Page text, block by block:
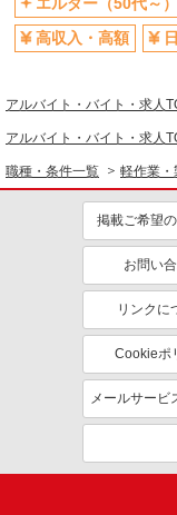
搬入・搬出・設営
交通費支給
産休・育休取得実績あり
高収入・高額
アルバイト・バイト・求人
アルバイト・バイト・求人
職種・条件一覧 軽作業・
掲載ご希望
お問い
リンクに
Cookieポ
メールサービ